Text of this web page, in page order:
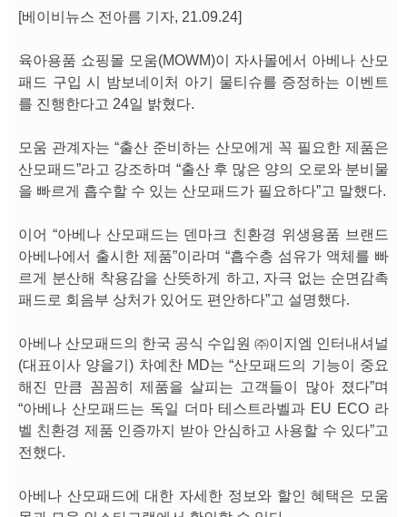
[베이비뉴스 전아름 기자, 21.09.24]
육아용품 쇼핑몰 모움(MOWM)이 자사몰에서 아베나 산모
패드 구입 시 밤보네이처 아기 물티슈를 증정하는 이벤트
를 진행한다고 24일 밝혔다.
모움 관계자는 “출산 준비하는 산모에게 꼭 필요한 제품은
산모패드”라고 강조하며 “출산 후 많은 양의 오로와 분비물
을 빠르게 흡수할 수 있는 산모패드가 필요하다”고 말했다.
이어 “아베나 산모패드는 덴마크 친환경 위생용품 브랜드
아베나에서 출시한 제품”이라며 “흡수층 섬유가 액체를 빠
르게 분산해 착용감을 산뜻하게 하고, 자극 없는 순면감촉
패드로 회음부 상처가 있어도 편안하다”고 설명했다.
아베나 산모패드의 한국 공식 수입원 ㈜이지엠 인터내셔널
(대표이사 양을기) 차예찬 MD는 “산모패드의 기능이 중요
해진 만큼 꼼꼼히 제품을 살피는 고객들이 많아 졌다”며
“아베나 산모패드는 독일 더마 테스트라벨과 EU ECO 라
벨 친환경 제품 인증까지 받아 안심하고 사용할 수 있다”고
전했다.
아베나 산모패드에 대한 자세한 정보와 할인 혜택은 모움